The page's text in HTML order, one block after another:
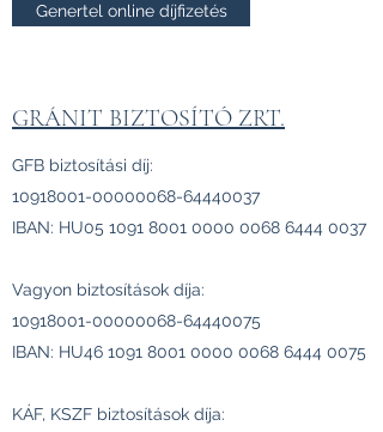
Genertel online díjfizetés
GRÁNIT BIZTOSÍTÓ ZRT.
GFB biztosítási díj:
10918001-00000068-64440037
IBAN: HU05 1091 8001 0000 0068 6444 0037
Vagyon biztosítások díja:
10918001-00000068-64440075
IBAN: HU46 1091 8001 0000 0068 6444 0075
KÁF, KSZF biztosítások díja: